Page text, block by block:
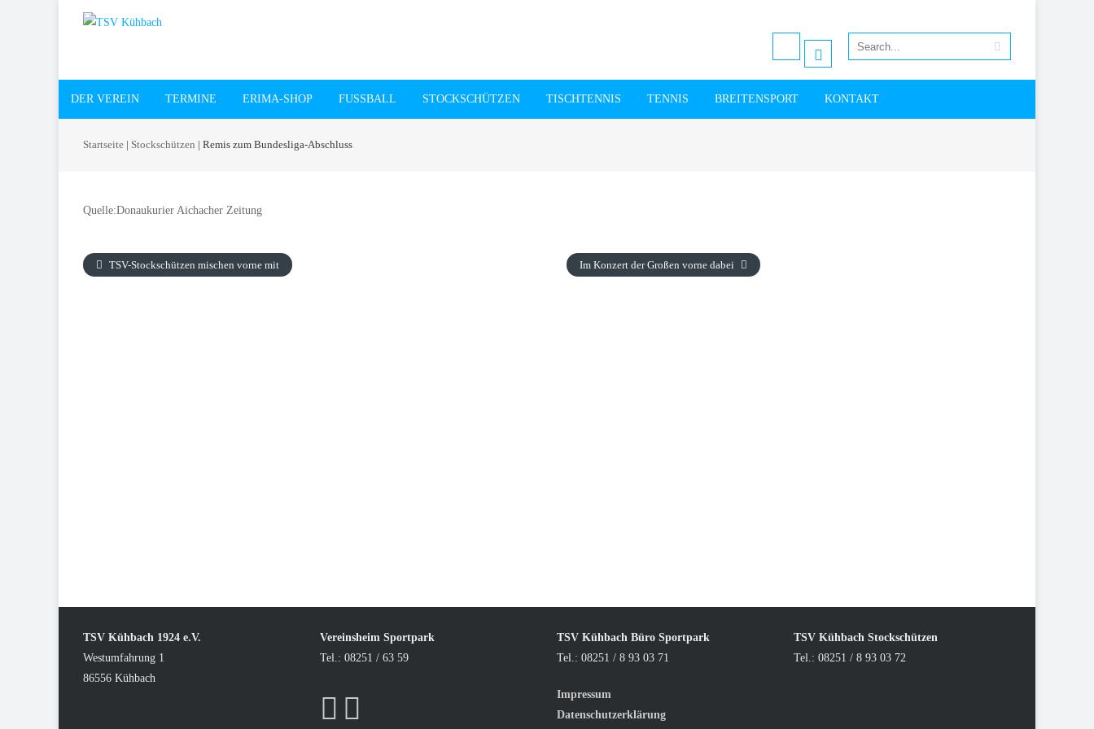
DER VEREIN TERMINE ERIMA-SHOP FUSSBALL STOCKSCHÜTZEN TISCHTENNIS TENNIS BREITENSPORT KONTAKT
Startseite | Stockschützen | Remis zum Bundesliga-Abschluss
Quelle:Donaukurier Aichacher Zeitung
TSV-Stockschützen mischen vorne mit Im Konzert der Großen vorne dabei
TSV Kühbach 1924 e.V.
Westumfahrung 1
86556 Kühbach
Vereinsheim Sportpark
Tel.: 08251 / 63 59
TSV Kühbach Büro Sportpark
Tel.: 08251 / 8 93 03 71
Impressum
Datenschutzerklärung
TSV Kühbach Stockschützen
Tel.: 08251 / 8 93 03 72